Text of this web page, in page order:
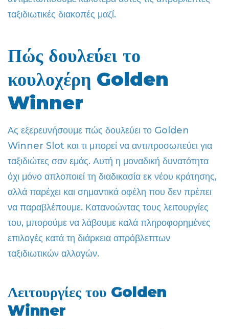
ταξιδιωτικές διακοπές μαζί.
Πώς δουλεύει το
κουλοχέρη Golden
Winner
Ας εξερευνήσουμε πώς δουλεύει το Golden
Winner Slot και τι μπορεί να αντιπροσωπεύει για
ταξιδιώτες σαν εμάς. Αυτή η μοναδική δυνατότητα
όχι μόνο απλοποιεί τη διαδικασία εκ νέου κράτησης,
αλλά παρέχει και σημαντικά οφέλη που δεν πρέπει
να παραβλέπουμε. Κατανοώντας τους λειτουργίες
του, μπορούμε να λάβουμε καλά πληροφορημένες
επιλογές κατά τη διάρκεια απρόβλεπτων
ταξιδιωτικών αλλαγών.
Λειτουργίες του Golden
Winner